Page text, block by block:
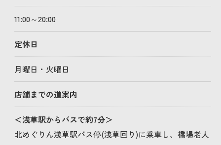
11:00～20:00
定休日
月曜日・火曜日
店舗までの道案内
＜浅草駅からバスで約7分＞
北めぐりん浅草駅バス停(浅草回り)に乗車し、橋場老人
お問い合わせはこちら